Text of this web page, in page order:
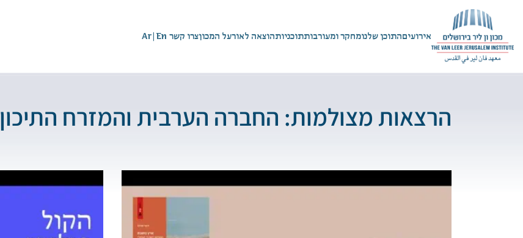
אירועיםהתוכן שלנומחקר ומעורבותתוכניותהוצאה לאורעל המכוןצרו קשר En
|
Ar
הרצאות מצולמות: החברה הערבית והמזרח התיכון